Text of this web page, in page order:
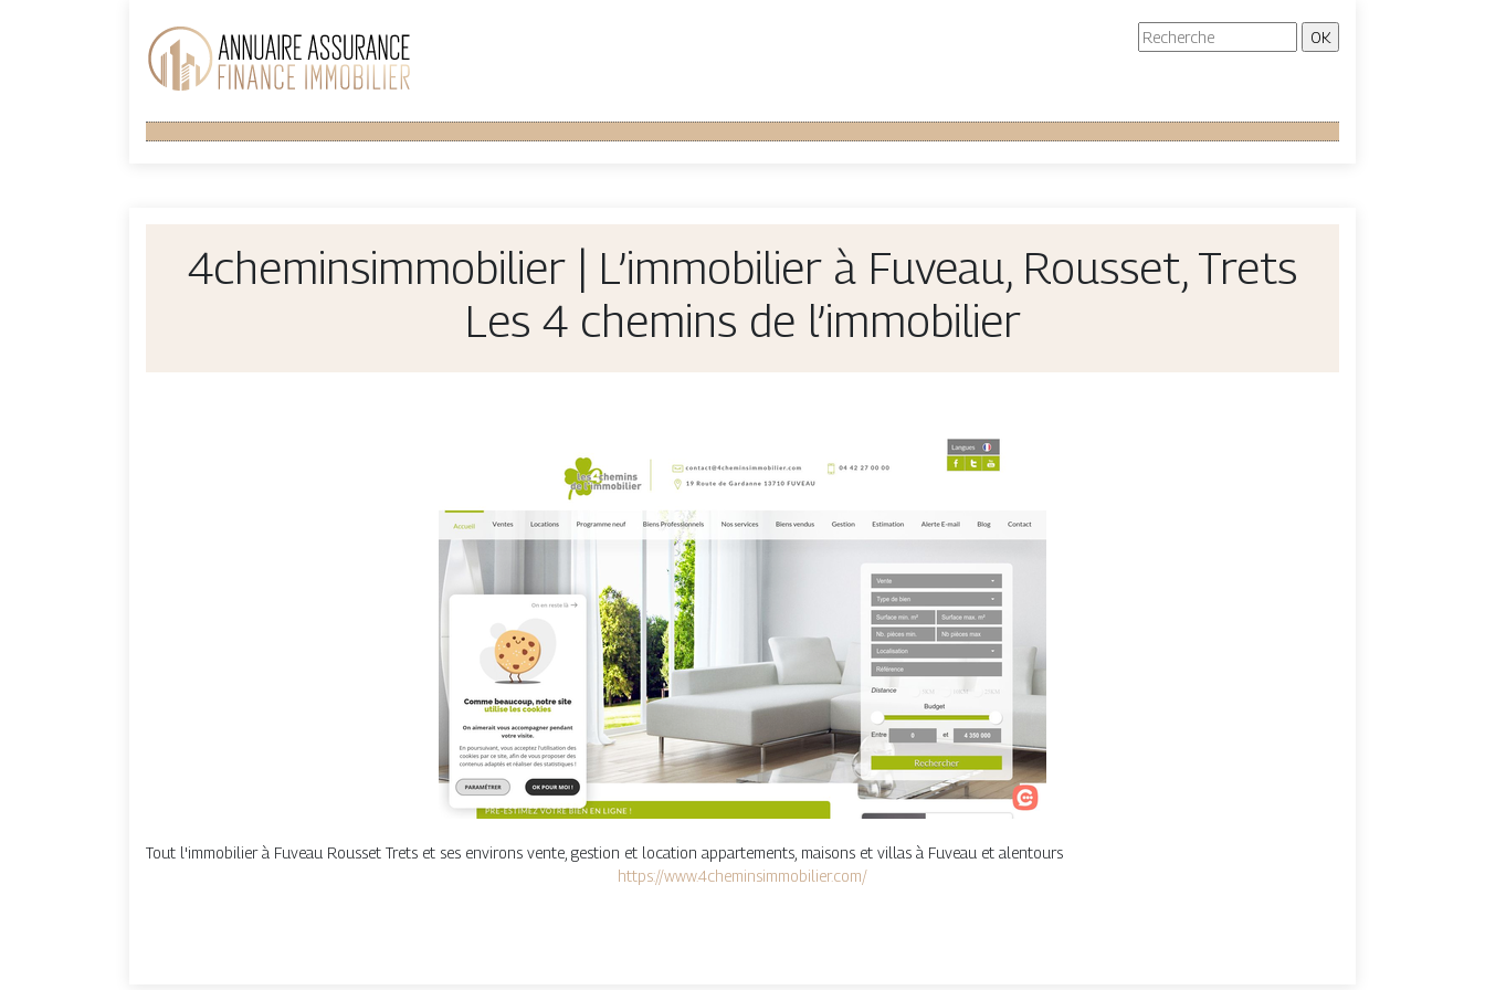
4chemin­sim­mobi­lier | L’immobilier à Fuveau, Rousset, Trets
Les 4 chemins de l’immobilier
Tout l'immobilier à Fuveau Rousset Trets et ses environs vente, gestion et location appartements, maisons et villas à Fuveau et alentours
https://www.4cheminsimmobilier.com/